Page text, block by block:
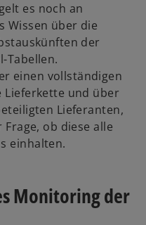
es noch an
Wissen über die
der
Tabellen.
einen vollständigen
Lieferkette und über
Lieferanten,
ob diese alle
einhalten.
Monitoring der